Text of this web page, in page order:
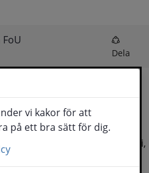
Dela
kommun, med mycket energi,
inom energibranschen
vi kakor för att
på ett bra sätt för dig.